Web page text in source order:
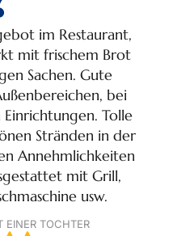
im Restaurant,
mit frischem Brot
Sachen. Gute
bei
Tolle
Stränden in der
Annehmlichkeiten
mit Grill,
usw.
EINER TOCHTER